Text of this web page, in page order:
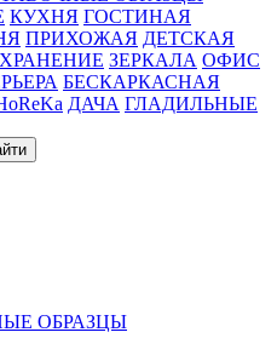
КУХНЯ ГОСТИНАЯ
ПРИХОЖАЯ ДЕТСКАЯ
ЗЕРКАЛА ОФИС
БЕСКАРКАСНАЯ
ДАЧА ГЛАДИЛЬНЫЕ
ОБРАЗЦЫ